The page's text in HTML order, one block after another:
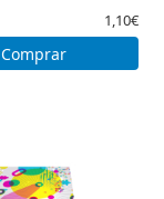
1,10€
Comprar